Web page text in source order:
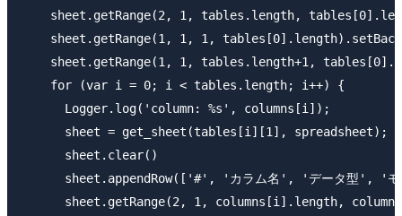
sheet.getRange(2, 1, tables.length,
sheet.getRange(1, 1, 1,
sheet.getRange(1, 1, tables.length+1,
    for (var i = 0; i < tables.length; i++) {
      Logger.log('column: %s', columns[i]);
      sheet = get_sheet(tables[i][1], spreadsheet);
      sheet.clear()
sheet.appendRow(['#', 'カラム名', 'データ型', '
sheet.getRange(2, 1, columns[i].length,